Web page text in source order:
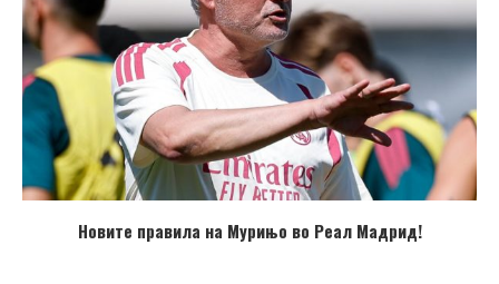
Новите правила на Мурињо во Реал Мадрид!